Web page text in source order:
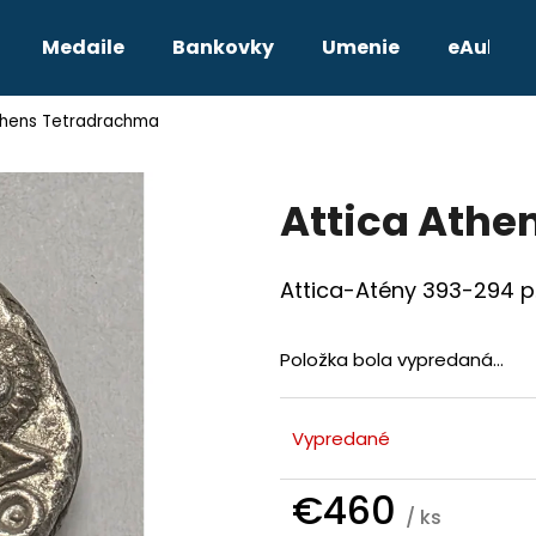
Medaile Bankovky Umenie eAukcie
Tetradrachma
Attica
Attica-Atény 393-294
Položka bola vypredaná…
Vypredané
€460 / ks
Čo potrebujete nájsť?
HĽADAŤ
PTOLEMAIOS VI. JOZEF II. 3